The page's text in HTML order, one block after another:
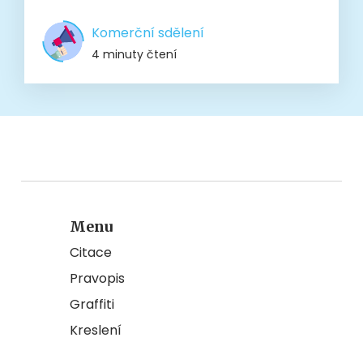
Komerční sdělení
4 minuty čtení
Menu
Citace
Pravopis
Graffiti
Kreslení